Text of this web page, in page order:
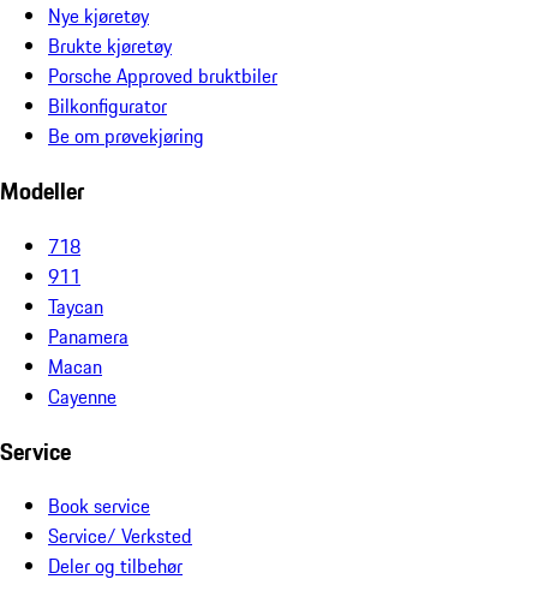
Nye kjøretøy
Brukte kjøretøy
Porsche Approved bruktbiler
Bilkonfigurator
Be om prøvekjøring
Modeller
718
911
Taycan
Panamera
Macan
Cayenne
Service
Book service
Service/ Verksted
Deler og tilbehør